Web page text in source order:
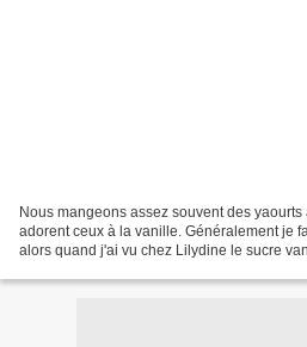
Nous mangeons assez souvent des
adorent ceux à la vanille. Généralement je
alors quand j'ai vu chez Lilydine le sucre